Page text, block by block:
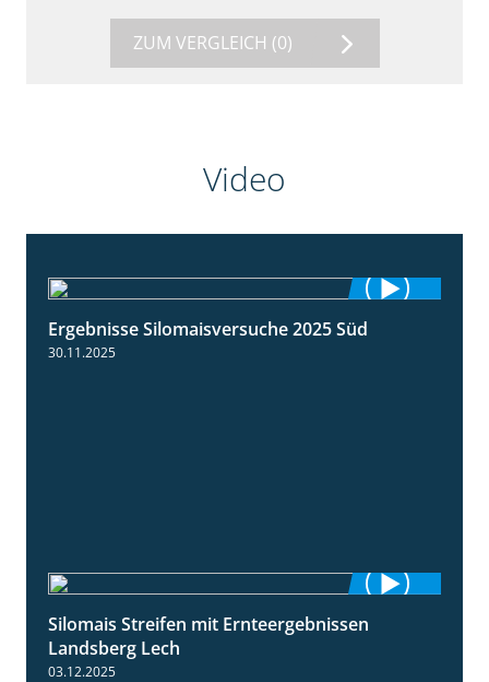
ZUM VERGLEICH (0)
Video
Ergebnisse Silomaisversuche 2025 Süd
30.11.2025
11:01
Silomais Streifen mit Ernteergebnissen
Landsberg Lech
03.12.2025